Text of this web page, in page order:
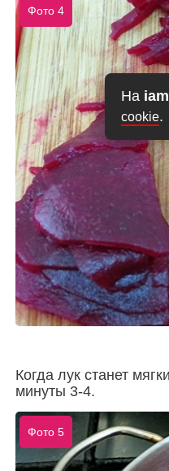
На
cookie.
Фото 4
Когда лук станет
минуты 3-4.
Фото 5